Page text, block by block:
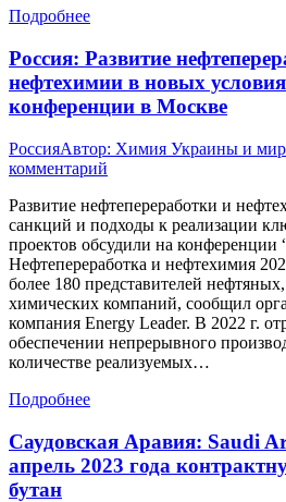
Подробнее
Россия: Развитие
нефтехимии в новых
конференции в Москве
РоссияАвтор: Химия Украины и
комментарий
Развитие нефтепереработки и
санкций и подходы к реализации
проектов обсудили на конференции
Нефтепереработка и нефтехимия
более 180 представителей
химических компаний, сообщил
компания Energy Leader. В 2022 г.
обеспечении непрерывного
количестве реализуемых…
Подробнее
Саудовская Аравия: Saudi
апрель 2023 года
бутан